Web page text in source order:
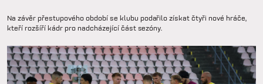
Na závěr přestupového období se klubu podařilo získat čtyři nové hráče,
kteří rozšíří kádr pro nadcházející část sezóny.